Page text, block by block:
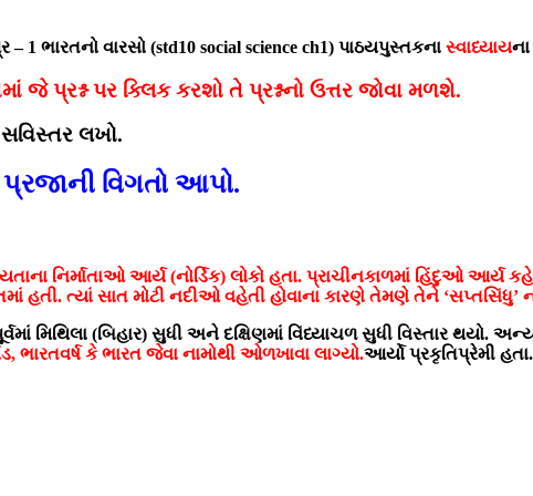
– 1 ભારતનો વારસો (std10 social science ch1) પાઠયપુસ્તકના સ્વાધ્યાય
પ્રશ્ન પર ક્લિક કરશો તે પ્રશ્નનો ઉત્તર જોવા મળશે.
સવિસ્તર લખો.
વિગતો આપો.
નિર્માતાઓ આર્ય (નોર્ડિક) લોકો હતા. પ્રાચીનકાળમાં હિંદુઓ આર્ય
હતી. ત્યાં સાત મોટી નદીઓ વહેતી હોવાના કારણે તેમણે તેને
પૂર્વમાં મિથિલા (બિહાર) સુધી અને દક્ષિણમાં વિંધ્યાચળ સુધી વિસ્તાર
ભારતવર્ષ કે ભારત જેવા નામોથી ઓળખાવા લાગ્યો.આર્યો પ્રકૃતિપ્રેમી